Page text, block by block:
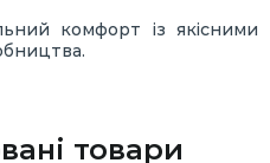
комфорт із якісними
товари